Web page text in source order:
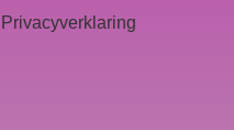
Privacyverklaring